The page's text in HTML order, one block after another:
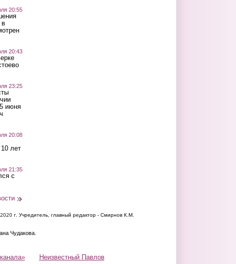
20:55
в
20:43
23:25
июня
20:08
лет
21:35
с
г. Учредитель, главный редактор - Смирнов К.М.
Чудакова.
Неизвестный Павлов